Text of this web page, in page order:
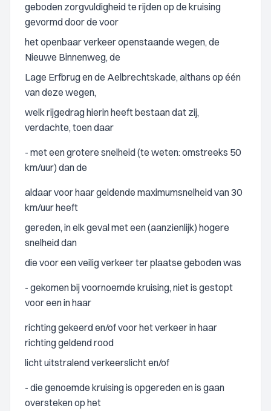
geboden zorgvuldigheid te rijden op de kruising
gevormd door de voor
het openbaar verkeer openstaande wegen, de
Nieuwe Binnenweg, de
Lage Erfbrug en de Aelbrechtskade, althans op één
van deze wegen,
welk rijgedrag hierin heeft bestaan dat zij,
verdachte, toen daar
- met een grotere snelheid (te weten: omstreeks 50
km/uur) dan de
aldaar voor haar geldende maximumsnelheid van 30
km/uur heeft
gereden, in elk geval met een (aanzienlijk) hogere
snelheid dan
die voor een veilig verkeer ter plaatse geboden was
- gekomen bij voornoemde kruising, niet is gestopt
voor een in haar
richting gekeerd en/of voor het verkeer in haar
richting geldend rood
licht uitstralend verkeerslicht en/of
- die genoemde kruising is opgereden en is gaan
oversteken op het